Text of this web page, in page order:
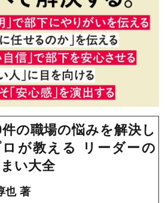
の職場の悩みを解決し
が教える リーダーの
い大全
也 著